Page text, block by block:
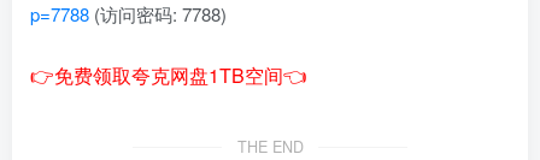
p=7788 (访问密码: 7788)
👉免费领取夸克网盘1TB空间👈
THE END